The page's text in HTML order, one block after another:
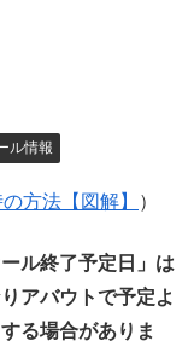
ル情報
方法【図解】 ）
ル終了予定日」は
アバウトで予定よ
る場合がありま